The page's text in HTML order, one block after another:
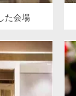
た会場